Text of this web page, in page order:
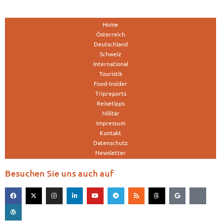
Home
Österreich
Deutschland
Schweiz
International
Touristik
Food-Insider
Tripreports
Reisetipps
Militär
Impressum
Kontakt
Datenschutz
Newsletter
Besuchen Sie uns auch auf